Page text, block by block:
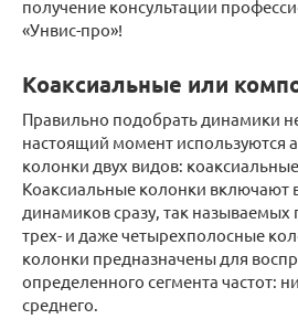
получение консультации
«Унвис-про»!
Коаксиальные или
Правильно подобрать динамики
настоящий момент используются
колонки двух видов:
Коаксиальные колонки включают
динамиков сразу, так называемых
трех- и даже четырехполосные
колонки предназначены для
определенного сегмента частот:
среднего.